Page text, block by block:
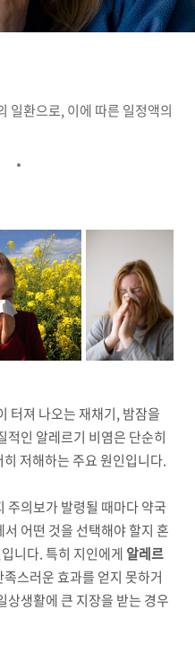
일환으로, 이에 따른 일정액의
터져 나오는 재채기, 밤잠을
적인 알레르기 비염은 단순히
저해하는 주요 원인입니다.
주의보가 발령될 때마다 약국
어떤 것을 선택해야 할지 혼
니다. 특히 지인에게 알레르
스러운 효과를 얻지 못하거
상생활에 큰 지장을 받는 경우